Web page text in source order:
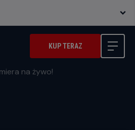
KUP TERAZ